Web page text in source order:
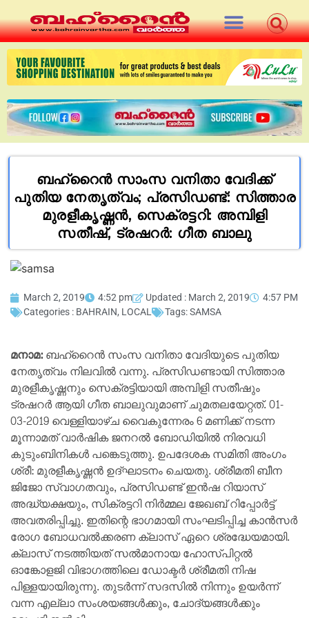
ബഹ്‌റൈൻ സാംസ വനിതാ വേദിക്ക്
പുതിയ നേതൃത്വം; പ്രസിഡണ്ട്: സിത്താര
മുരളീകൃഷ്ണൻ, സെക്രട്ടറി: അമ്പിളി
സതീഷ്, ട്രഷറർ: ഗീത ബാലു
March 2, 2019 4:52 pm Updated : March 2, 2019
4:57 PM
Categories : BAHRAIN, LOCAL Tags:SAMSA
മനാമ:ബഹ്‌റൈൻ സംസ വനിതാ വേദിയുടെ പുതിയ
നേതൃത്വം നിലവിൽ വന്നു. പ്രസിഡണ്ടായി സിത്താര
മുരളീകൃഷ്ണനും സെക്രട്ടിയായി അമ്പിളി സതീഷും
ട്രഷറർ ആയി ഗീത ബാലുവുമാണ് ചുമതലയേറ്റത്. 01-
03-2019 വെള്ളിയാഴ്ച വൈകുന്നേരം 6 മണിക്ക് നടന്ന
മൂന്നാമത് വാർഷിക ജനറൽ ബോഡിയിൽ നിരവധി
കുടുംബിനികൾ പങ്കെടുത്തു. ഉപദേശക സമിതി അംഗം
ശ്രീ: മുരളീകൃഷ്ണൻ ഉദ്ഘാടനം ചെയതു. ശ്രീമതി ബീന
ജിജോ സ്വാഗതവും, പ്രസിഡണ്ട് ഇൻഷ റിയാസ്
അദ്ധ്യക്ഷയും, സിക്രട്ടറി നിർമ്മല ജേഖബ് റിപ്പോർട്ട്
അവതരിപ്പിച്ചു. ഇതിന്റെ ഭാഗമായി സംഘടിപ്പിച്ച കാൻസർ
രോഗ ബോധവൽക്കരണ ക്ലാസ് ഏറെ ശ്രദ്ധേയമായി.
ക്ലാസ് നടത്തിയത് സൽമാനായ ഹോസ്പിറ്റൽ
ഓങ്കോളജി വിഭാഗത്തിലെ ഡോക്ടർ ശ്രീമതി നിഷ
പിള്ളയായിരുന്നു. തുടർന്ന് സദസിൽ നിന്നും ഉയർന്ന്
വന്ന എല്ലാ സംശയങ്ങൾക്കും, ചോദ്യങ്ങൾക്കും